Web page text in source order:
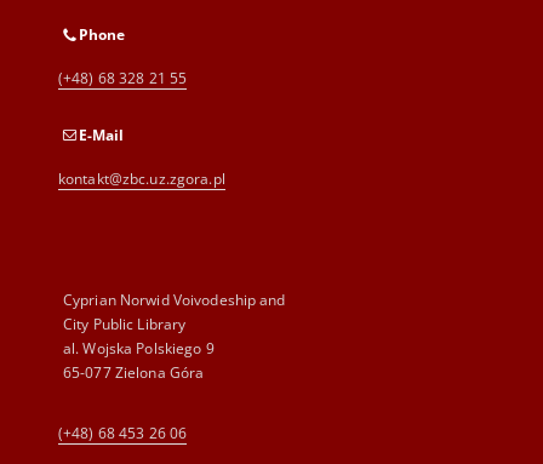
Phone
(+48) 68 328 21 55
E-Mail
kontakt@zbc.uz.zgora.pl
Cyprian Norwid Voivodeship and
City Public Library
al. Wojska Polskiego 9
65-077 Zielona Góra
(+48) 68 453 26 06